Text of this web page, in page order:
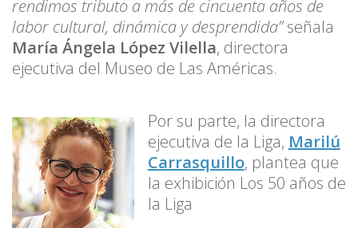
rendimos tributo a más de cincuenta años de
labor cultural, dinámica y desprendida”señala
María Ángela López Vilella, directora
ejecutiva del Museo de Las Américas.
Por su parte, la directora
ejecutiva de la Liga, Marilú
Carrasquillo, plantea que
la exhibición Los 50 años de
la Liga